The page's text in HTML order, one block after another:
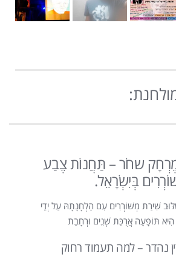
שחֹר – תַּחֲנוֹת צֶבַע
בְּיִשְׂרָאֵל.
שִׁירַת מְשׁוֹרְרִים עִם הַלְחָנָתָהּ עַל יְדֵי
הִיא תּוֹפָעָה אֲרֻכַּת שְׁנֵים וּרְחָבַת
נהדר – למה תעמוד רחוק